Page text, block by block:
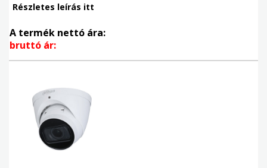
Részletes leírás itt
A termék nettó ára:
bruttó ár: